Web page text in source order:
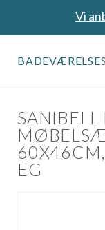
Vi
SANIBELL
60X46CM,
EG